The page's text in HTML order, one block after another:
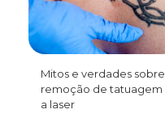
Mitos e verdades sobre
remoção de tatuagem
a laser